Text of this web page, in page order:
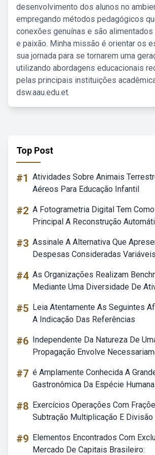
desenvolvimento dos alunos no
empregando métodos pedagógicos
conexões genuínas e são
e paixão. Minha missão é orientar os
sua jornada para se tornarem uma
utilizando abordagens educacionais
pelas principais instituições
dsw.aau.edu.et.
Top Post
#1 Atividades Sobre Animais
Aéreos Para Educação Infantil
#2 A Fotogrametria Digital Tem
Principal A Reconstrução
#3 Assinale A Alternativa Que
Despesas Consideradas Variáveis
#4 As Organizações Realizam
Mediante Uma Diversidade De
#5 Leia Atentamente As Seguintes
A Indicação Das Referências
#6 Independente Da Natureza De
Propagação Envolve
#7 é Amplamente Conhecida A
Gastronômica Da Espécie Humana
#8 Exercícios Operações Com
Subtração Multiplicação E Divisão
#9 Elementos Encontrados Com
Mercado De Capitais Brasileiro: